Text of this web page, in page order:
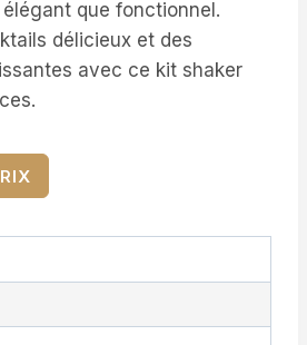
que fonctionnel.
délicieux et des
avec ce kit shaker